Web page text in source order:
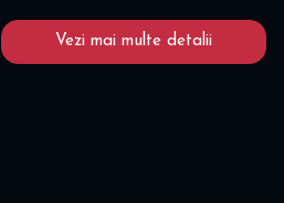
Vezi mai multe detalii